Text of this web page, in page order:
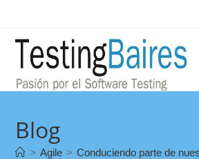
Blog
> Agile > Conduciendo parte de